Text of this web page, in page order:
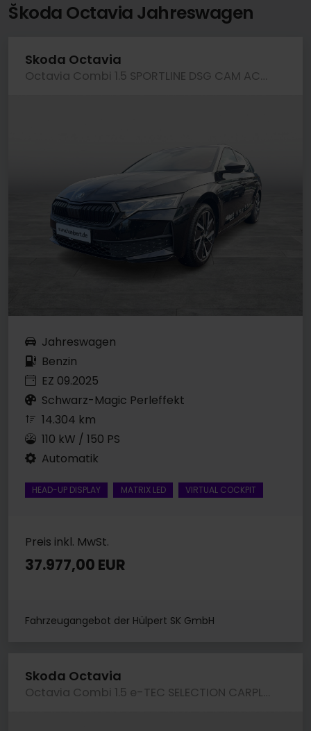
Škoda Octavia Jahreswagen
Skoda Octavia
Octavia Combi 1.5 SPORTLINE DSG CAM ACC LM18
Jahreswagen
Benzin
EZ 09.2025
Schwarz-Magic Perleffekt
14.304 km
110 kW / 150 PS
Automatik
HEAD-UP DISPLAY MATRIX LED VIRTUAL COCKPIT
Preis inkl. MwSt.
37.977,00 EUR
Fahrzeugangebot der Hülpert SK GmbH
Skoda Octavia
Octavia Combi 1.5 e-TEC SELECTION CARPLAY LM17